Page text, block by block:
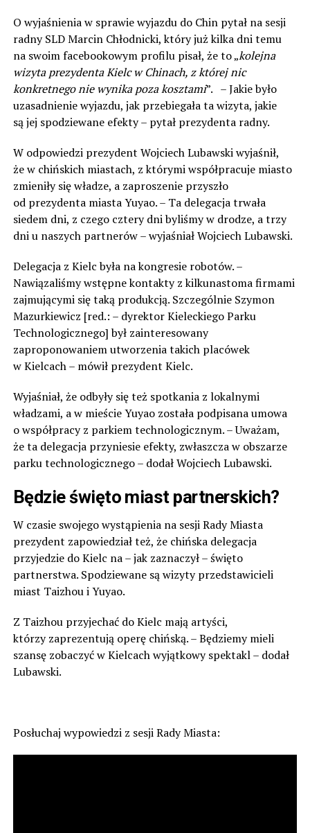
O wyjaśnienia w sprawie wyjazdu do Chin pytał na sesji
radny SLD Marcin Chłodnicki, który już kilka dni temu
na swoim facebookowym profilu pisał, że to „kolejna
wizyta prezydenta Kielc w Chinach, z której nic
konkretnego nie wynika poza kosztami”. – Jakie było
uzasadnienie wyjazdu, jak przebiegała ta wizyta, jakie
są jej spodziewane efekty – pytał prezydenta radny.
W odpowiedzi prezydent Wojciech Lubawski wyjaśnił,
że w chińskich miastach, z którymi współpracuje miasto
zmieniły się władze, a zaproszenie przyszło
od prezydenta miasta Yuyao. – Ta delegacja trwała
siedem dni, z czego cztery dni byliśmy w drodze, a trzy
dni u naszych partnerów – wyjaśniał Wojciech Lubawski.
Delegacja z Kielc była na kongresie robotów. –
Nawiązaliśmy wstępne kontakty z kilkunastoma firmami
zajmującymi się taką produkcją. Szczególnie Szymon
Mazurkiewicz [red.: – dyrektor Kieleckiego Parku
Technologicznego] był zainteresowany
zaproponowaniem utworzenia takich placówek
w Kielcach – mówił prezydent Kielc.
Wyjaśniał, że odbyły się też spotkania z lokalnymi
władzami, a w mieście Yuyao została podpisana umowa
o współpracy z parkiem technologicznym. – Uważam,
że ta delegacja przyniesie efekty, zwłaszcza w obszarze
parku technologicznego – dodał Wojciech Lubawski.
Będzie święto miast partnerskich?
W czasie swojego wystąpienia na sesji Rady Miasta
prezydent zapowiedział też, że chińska delegacja
przyjedzie do Kielc na – jak zaznaczył – święto
partnerstwa. Spodziewane są wizyty przedstawicieli
miast Taizhou i Yuyao.
Z Taizhou przyjechać do Kielc mają artyści,
którzy zaprezentują operę chińską. – Będziemy mieli
szansę zobaczyć w Kielcach wyjątkowy spektakl – dodał
Lubawski.
Posłuchaj wypowiedzi z sesji Rady Miasta: